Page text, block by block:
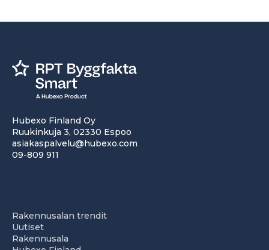
Hubexo Finland Oy
Ruukinkuja 3, 02330 Espoo
asiakaspalvelu@hubexo.com
09-809 911
Rakennusalan trendit
Uutiset
Rakennusala